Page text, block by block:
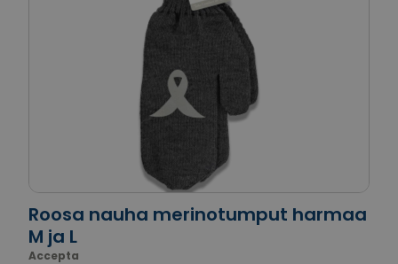
Roosa nauha merinotumput harmaa
M ja L
Accepta